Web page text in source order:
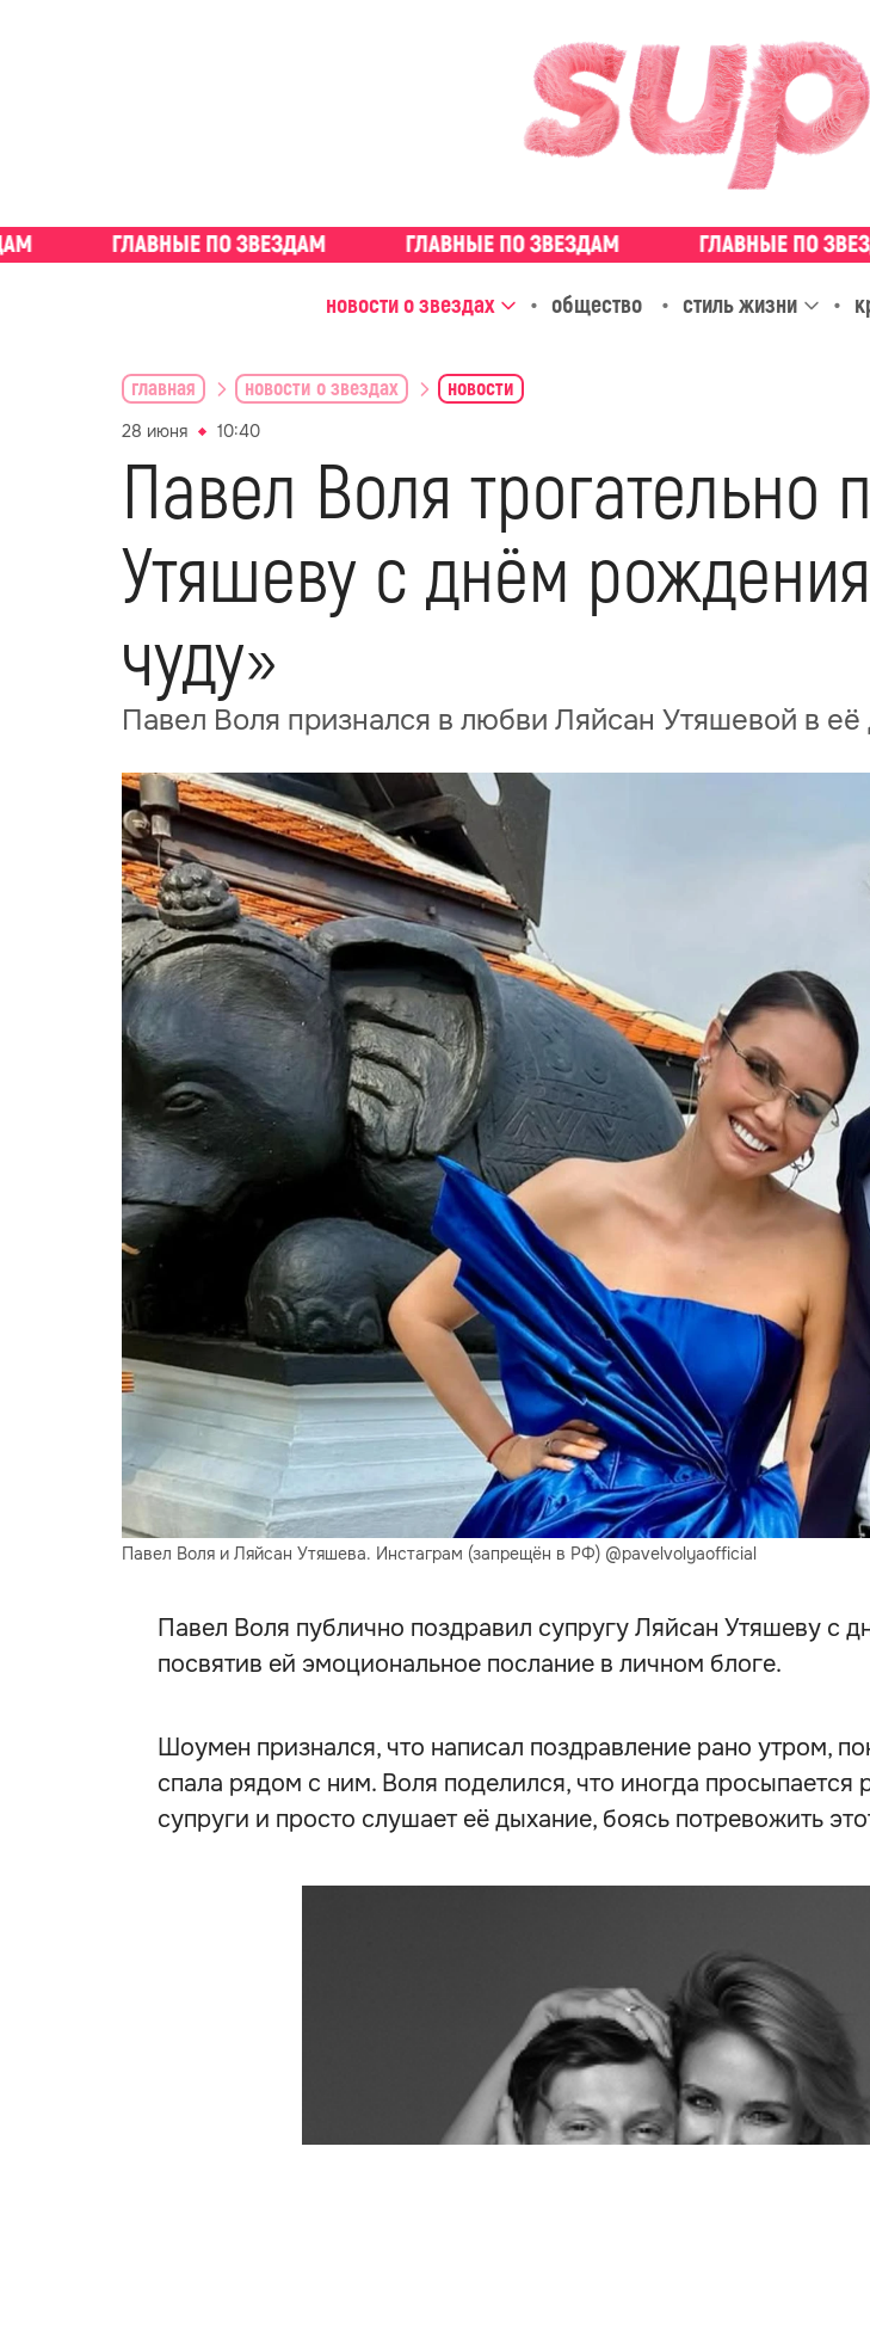
новости о звездах общество стиль жизни
главная новости о звездах новости
28 июня 10:40
Павел Воля трогательно
Утяшеву с днём
чуду»
Павел Воля признался в любви Ляйсан Утяшевой в
Павел Воля и Ляйсан Утяшева. Инстаграм (запрещён в РФ) @pavelvolyaofficial
Павел Воля публично поздравил супругу Ляйсан Утяшеву с
посвятив ей эмоциональное послание в личном блоге.
Шоумен признался, что написал поздравление рано утром,
спала рядом с ним. Воля поделился, что иногда просыпается
супруги и просто слушает её дыхание, боясь потревожить